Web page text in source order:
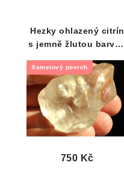
Hezky ohlazený citrín
s jemně žlutou barvou
kouřovými tóny
Sametový povrch
750 Kč